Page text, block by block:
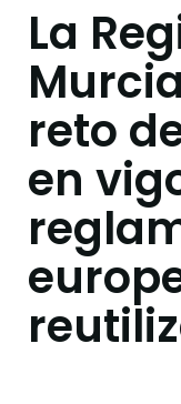
La
reto
en